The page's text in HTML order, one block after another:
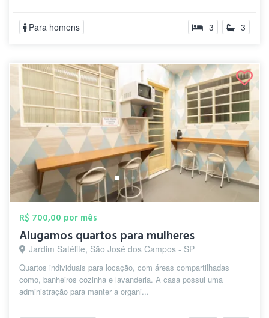
Para homens 3 3
R$ 700,00 por mês
Alugamos quartos para mulheres
Jardim Satélite, São José dos Campos - SP
Quartos individuais para locação, com áreas compartilhadas
como, banheiros cozinha e lavanderia. A casa possui uma
administração para manter a organi...